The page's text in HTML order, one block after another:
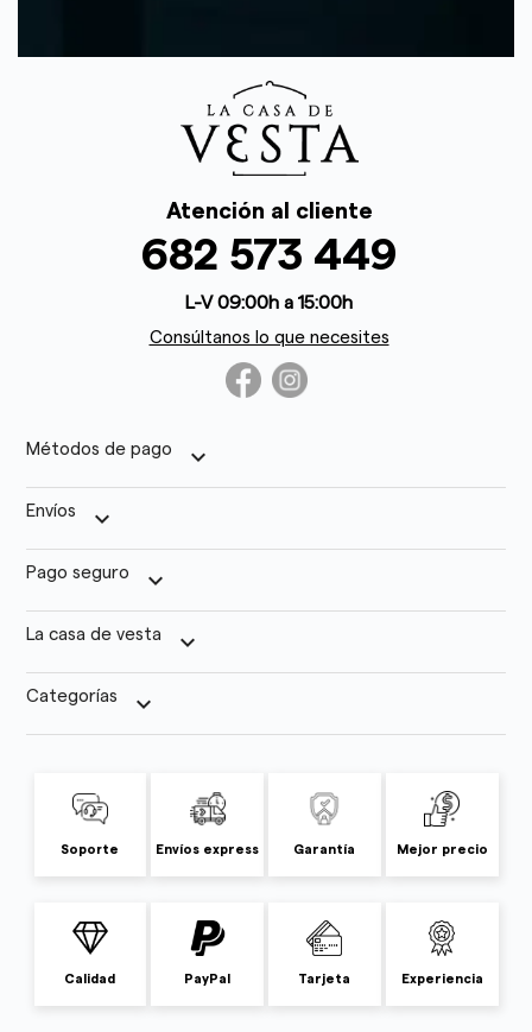
Atención al cliente
682 573 449
L-V 09:00h a 15:00h
Consúltanos lo que necesites
Métodos de pago keyboard_arrow_down
Envíos keyboard_arrow_down
Pago seguro keyboard_arrow_down
La casa de vesta keyboard_arrow_down
Categorías keyboard_arrow_down
Soporte Envíos express Garantía Mejor precio
Calidad PayPal Tarjeta Experiencia